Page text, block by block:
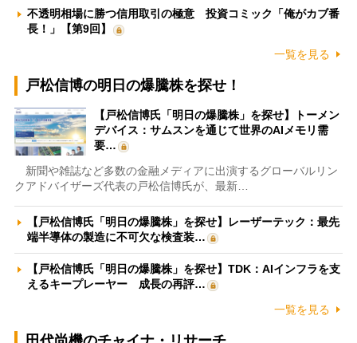
不透明相場に勝つ信用取引の極意 投資コミック「俺がカブ番
長！」【第9回】
一覧を見る
戸松信博の明日の爆騰株を探せ！
【戸松信博氏「明日の爆騰株」を探せ】トーメン
デバイス：サムスンを通じて世界のAIメモリ需
要…
新聞や雑誌など多数の金融メディアに出演するグローバルリン
クアドバイザーズ代表の戸松信博氏が、最新…
【戸松信博氏「明日の爆騰株」を探せ】レーザーテック：最先
端半導体の製造に不可欠な検査装…
【戸松信博氏「明日の爆騰株」を探せ】TDK：AIインフラを支
えるキープレーヤー 成長の再評…
一覧を見る